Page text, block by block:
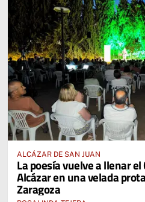
ALCÁZAR DE SAN JUAN
La poesía vuelve a llenar el
Alcázar en una velada
Zaragoza